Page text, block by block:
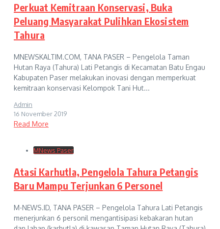
Perkuat Kemitraan Konservasi, Buka
Peluang Masyarakat Pulihkan Ekosistem
Tahura
MNEWSKALTIM.COM, TANA PASER – Pengelola Taman
Hutan Raya (Tahura) Lati Petangis di Kecamatan Batu Engau
Kabupaten Paser melakukan inovasi dengan memperkuat
kemitraan konservasi Kelompok Tani Hut...
Admin
16 November 2019
Read More
MNews Paser
Atasi Karhutla, Pengelola Tahura Petangis
Baru Mampu Terjunkan 6 Personel
M-NEWS.ID, TANA PASER – Pengelola Tahura Lati Petangis
menerjunkan 6 personil mengantisipasi kebakaran hutan